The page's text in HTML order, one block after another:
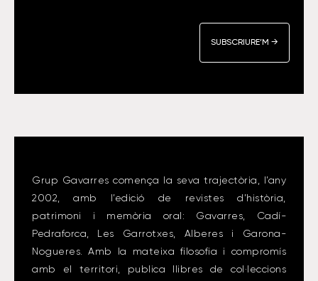
Grup Gavarres comença la seva trajectòria, l’any
2002, amb l’edició de revistes d’història,
patrimoni i memòria oral: Gavarres, Cadí-
Pedraforca, Les Garrotxes, Alberes i Garona-
Nogueres. Amb la mateixa filosofia i compromís
amb el territori, publica llibres de col·leccions